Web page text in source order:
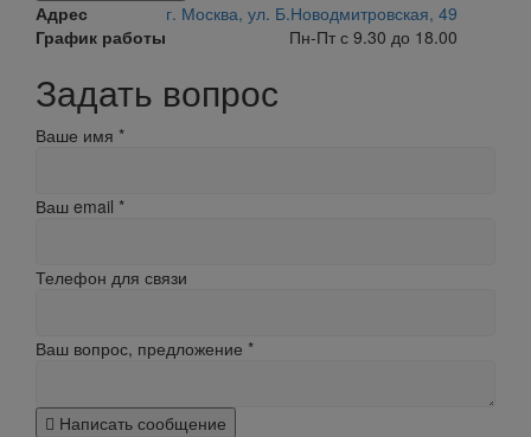
Адрес
г. Москва, ул. Б.Новодмитровская, 49
График работы
Пн-Пт с 9.30 до 18.00
Задать вопрос
Ваше имя *
Ваш email *
Телефон для связи
Ваш вопрос, предложение *
Написать сообщение